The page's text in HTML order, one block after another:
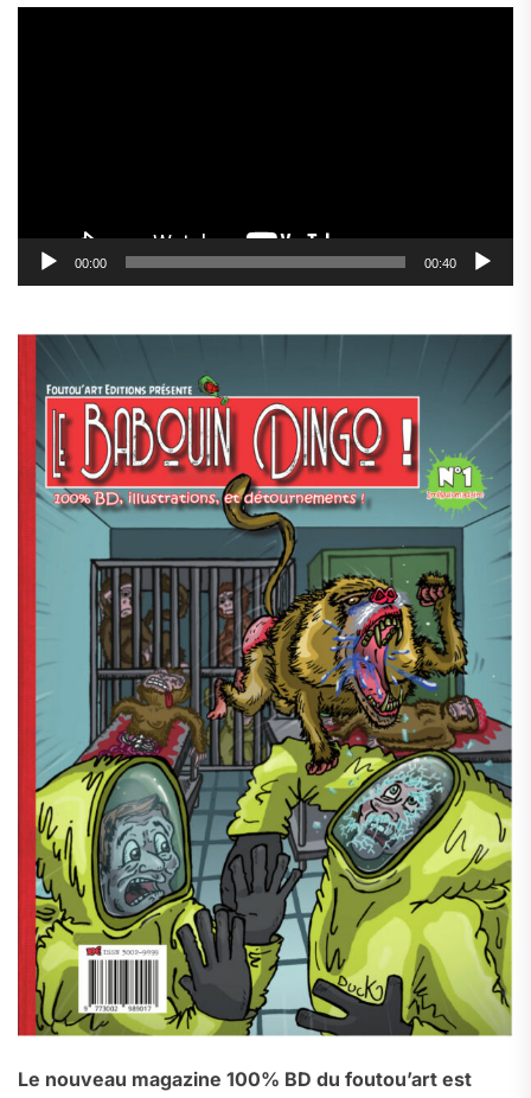
00:00 00:40
Le nouveau magazine 100% BD du foutou’art est